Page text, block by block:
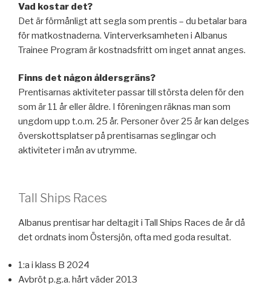
Vad kostar det?
Det är förmånligt att segla som prentis – du betalar bara
för matkostnaderna. Vinterverksamheten i Albanus
Trainee Program är kostnadsfritt om inget annat anges.
Finns det någon åldersgräns?
Prentisarnas aktiviteter passar till största delen för den
som är 11 år eller äldre. I föreningen räknas man som
ungdom upp t.o.m. 25 år. Personer över 25 år kan delges
överskottsplatser på prentisarnas seglingar och
aktiviteter i mån av utrymme.
Tall Ships Races
Albanus prentisar har deltagit i Tall Ships Races de år då
det ordnats inom Östersjön, ofta med goda resultat.
1:a i klass B 2024
Avbröt p.g.a. hårt väder 2013